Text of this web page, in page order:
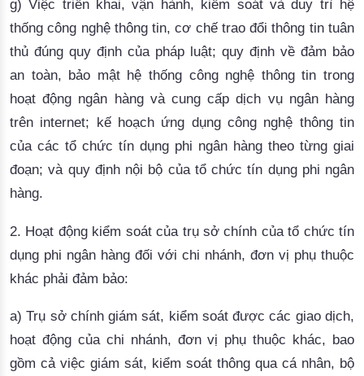
g) Việc triển khai, vận hành, kiểm soát và duy trì hệ
thống công nghệ thông tin, cơ chế trao đổi thông tin tuân
thủ đúng quy định của pháp luật; quy định về đảm bảo
an toàn, bảo mật hệ thống công nghệ thông tin trong
hoạt động ngân hàng và cung cấp dịch vụ ngân hàng
trên internet; kế hoạch ứng dụng công nghệ thông tin
của các tổ chức tín dụng phi ngân hàng theo từng giai
đoạn; và quy định nội bộ của tổ chức tín dụng phi ngân
hàng.
2. Hoạt động kiểm soát của trụ sở chính của tổ chức tín
dụng phi ngân hàng đối với chi nhánh, đơn vị phụ thuộc
khác phải đảm bảo:
a) Trụ sở chính giám sát, kiểm soát được các giao dịch,
hoạt động của chi nhánh, đơn vị phụ thuộc khác, bao
gồm cả việc giám sát, kiểm soát thông qua cá nhân, bộ